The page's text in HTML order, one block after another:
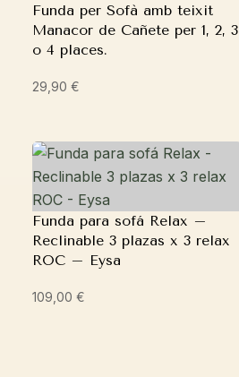
Funda per Sofà amb teixit
Manacor de Cañete per 1, 2, 3
o 4 places.
29,90€
Funda para sofá Relax –
Reclinable 3 plazas x 3 relax
ROC – Eysa
109,00€